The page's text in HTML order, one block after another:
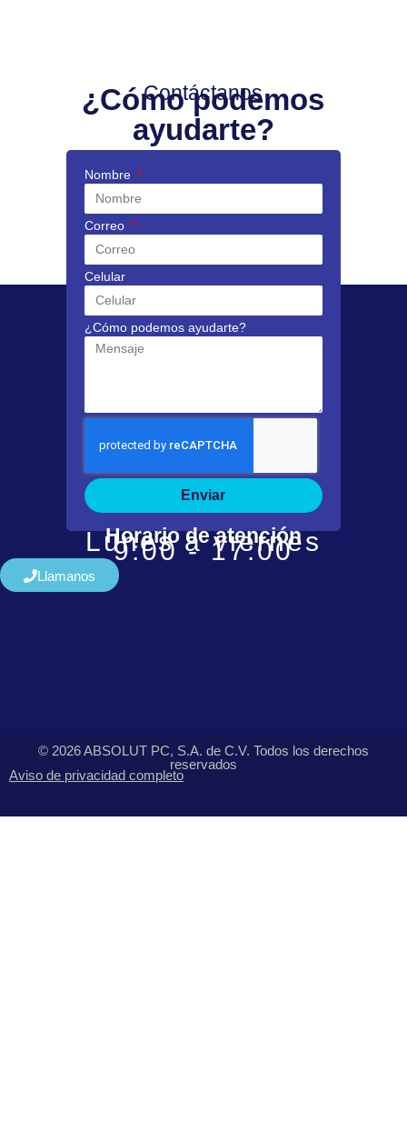
Contáctanos
¿Cómo podemos
ayudarte?
Nombre
Correo
Celular
¿Cómo podemos ayudarte?
Enviar
Horario de atención
Lunes a viernes
9:00 - 17:00
Llamanos
© 2026 ABSOLUT PC, S.A. de C.V. Todos los derechos
reservados
Aviso de privacidad completo